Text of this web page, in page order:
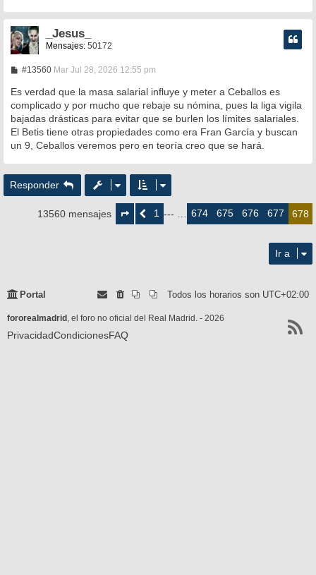
_Jesus_
Mensajes: 50172
#13560M
n
s
a
j
e
Mar Jul 28, 2026 12:55 pm
Es verdad que la masa salarial influye y meter a Ceballos es
complicado y por mucho que rebaje su nómina, pues la liga vigila
bajadas drásticas para evitar que se burlen los límites salariales.
El Betis tiene otras propiedades como era Fran García y buscan
un 9, Ceballos veremos pero en teoría creo que se hará.
Responder
13560 mensajes
Página
deAnterior
1 --- … 674 675 676 677 678
Ir a
Portal Todos los horarios son UTC+02:00
fororealmadrid, el foro no oficial del Real Madrid. - 2026
PrivacidadCondicionesFAQ